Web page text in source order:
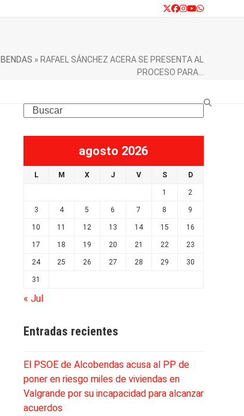
Twitter
Facebook
Instagram
YouTube
Whatsapp
» RAFAEL SÁNCHEZ ACERA SE PRESENTA AL
PROCESO PARA…
Search
agosto 2026
L M X J V S D
1 2
3 4 5 6 7 8 9
10 11 12 13 14 15 16
17 18 19 20 21 22 23
24 25 26 27 28 29 30
31
« Jul
Entradas recientes
El PSOE de Alcobendas acusa al PP de
poner en riesgo miles de viviendas en
Valgrande por su incapacidad para alcanzar
acuerdos